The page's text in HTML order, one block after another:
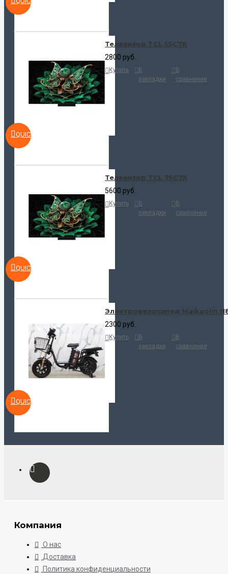
QUICKVIEW
Телевизор TCL 55C7K
2800 руб.
Купить
В
закладки
В
сравнение
QUICKVIEW
Телевизор TCL 75C7K
5600 руб.
Купить
В
закладки
В
сравнение
QUICKVIEW
Электровелосипед Maikaolin
2300 руб.
Купить
В
закладки
В
сравнение
Компания
О нас
Доставка
Политика конфиденциальности